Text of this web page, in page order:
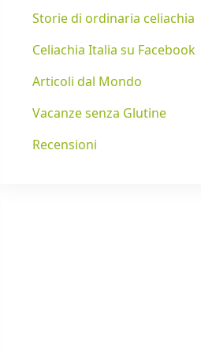
Storie di ordinaria celiachia
Celiachia Italia su Facebook
Articoli dal Mondo
Vacanze senza Glutine
Recensioni